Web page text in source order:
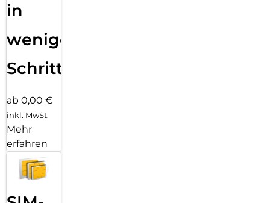
in
wenigen
Schritten
ab 0,00 €
inkl. MwSt.
Mehr
erfahren